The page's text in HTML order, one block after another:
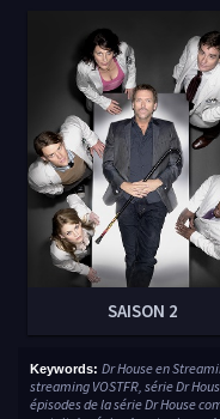
SAISON 2
Keywords: Dr House en
streaming VOSTFR, série Dr
épisodes de la série Dr House